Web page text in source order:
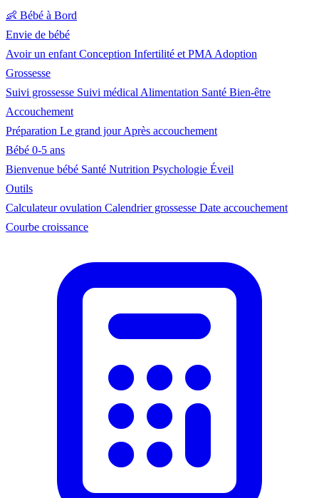
👶 Bébé à Bord
Envie de bébé
Avoir un enfant Conception Infertilité et PMA Adoption
Grossesse
Suivi grossesse Suivi médical Alimentation Santé Bien-être
Accouchement
Préparation Le grand jourAprès accouchement
Bébé 0-5 ans
Bienvenue bébé Santé Nutrition Psychologie Éveil
Outils
Calculateur ovulation Calendrier grossesse Date accouchement
Courbe croissance